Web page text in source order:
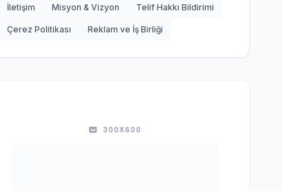
İletişim Misyon & Vizyon Telif Hakkı Bildirimi
Çerez Politikası Reklam ve İş Birliği
300X600